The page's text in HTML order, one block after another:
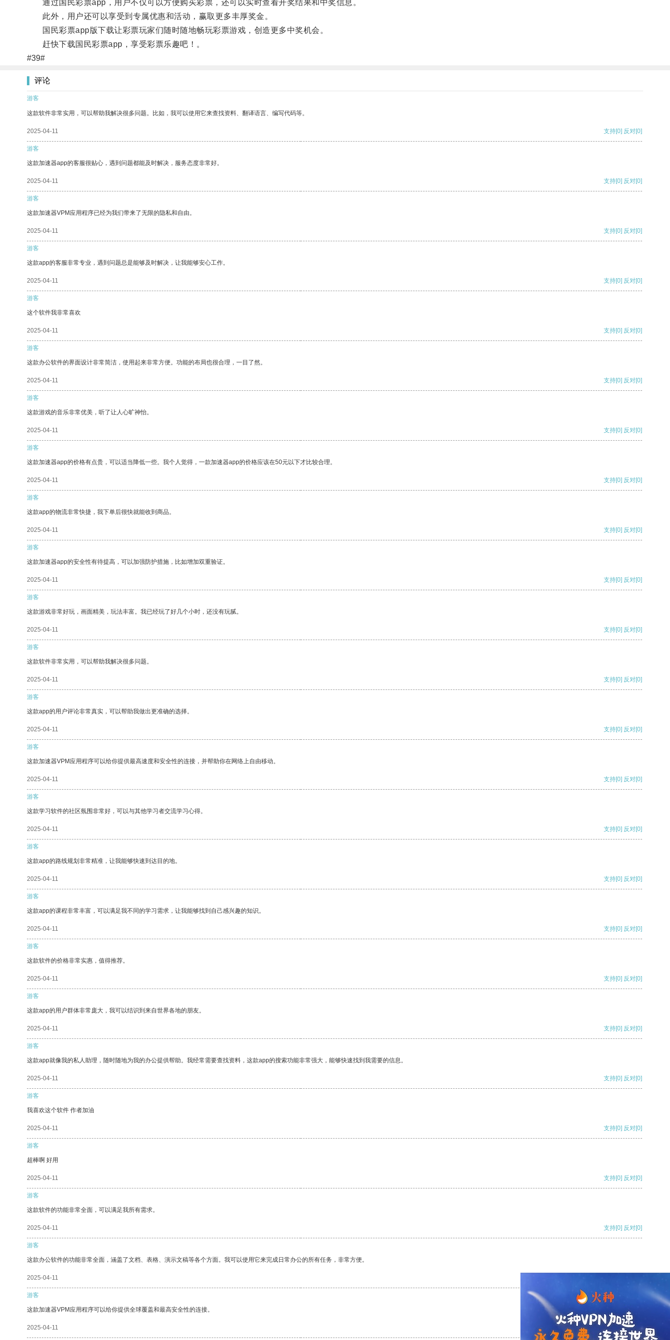
通过国民彩票app，用户不仅可以方便购买彩票，还可以实时查看开奖结果和中奖信息。
此外，用户还可以享受到专属优惠和活动，赢取更多丰厚奖金。
国民彩票app版下载让彩票玩家们随时随地畅玩彩票游戏，创造更多中奖机会。
赶快下载国民彩票app，享受彩票乐趣吧！。
#39#
评论
游客
这款软件非常实用，可以帮助我解决很多问题。比如，我可以使用它来查找资料、翻译语言、编写代码等。
2025-04-11 支持[0] 反对[0]
游客
这款加速器app的客服很贴心，遇到问题都能及时解决，服务态度非常好。
2025-04-11 支持[0] 反对[0]
游客
这款加速器VPM应用程序已经为我们带来了无限的隐私和自由。
2025-04-11 支持[0] 反对[0]
游客
这款app的客服非常专业，遇到问题总是能够及时解决，让我能够安心工作。
2025-04-11 支持[0] 反对[0]
游客
这个软件我非常喜欢
2025-04-11 支持[0] 反对[0]
游客
这款办公软件的界面设计非常简洁，使用起来非常方便。功能的布局也很合理，一目了然。
2025-04-11 支持[0] 反对[0]
游客
这款游戏的音乐非常优美，听了让人心旷神怡。
2025-04-11 支持[0] 反对[0]
游客
这款加速器app的价格有点贵，可以适当降低一些。我个人觉得，一款加速器app的价格应该在50元以下才比较合理。
2025-04-11 支持[0] 反对[0]
游客
这款app的物流非常快捷，我下单后很快就能收到商品。
2025-04-11 支持[0] 反对[0]
游客
这款加速器app的安全性有待提高，可以加强防护措施，比如增加双重验证。
2025-04-11 支持[0] 反对[0]
游客
这款游戏非常好玩，画面精美，玩法丰富。我已经玩了好几个小时，还没有玩腻。
2025-04-11 支持[0] 反对[0]
游客
这款软件非常实用，可以帮助我解决很多问题。
2025-04-11 支持[0] 反对[0]
游客
这款app的用户评论非常真实，可以帮助我做出更准确的选择。
2025-04-11 支持[0] 反对[0]
游客
这款加速器VPM应用程序可以给你提供最高速度和安全性的连接，并帮助你在网络上自由移动。
2025-04-11 支持[0] 反对[0]
游客
这款学习软件的社区氛围非常好，可以与其他学习者交流学习心得。
2025-04-11 支持[0] 反对[0]
游客
这款app的路线规划非常精准，让我能够快速到达目的地。
2025-04-11 支持[0] 反对[0]
游客
这款app的课程非常丰富，可以满足我不同的学习需求，让我能够找到自己感兴趣的知识。
2025-04-11 支持[0] 反对[0]
游客
这款软件的价格非常实惠，值得推荐。
2025-04-11 支持[0] 反对[0]
游客
这款app的用户群体非常庞大，我可以结识到来自世界各地的朋友。
2025-04-11 支持[0] 反对[0]
游客
这款app就像我的私人助理，随时随地为我的办公提供帮助。我经常需要查找资料，这款app的搜索功能非常强大，能够快速找到我需要的信息。
2025-04-11 支持[0] 反对[0]
游客
我喜欢这个软件 作者加油
2025-04-11 支持[0] 反对[0]
游客
超棒啊 好用
2025-04-11 支持[0] 反对[0]
游客
这款软件的功能非常全面，可以满足我所有需求。
2025-04-11 支持[0] 反对[0]
游客
这款办公软件的功能非常全面，涵盖了文档、表格、演示文稿等各个方面。我可以使用它来完成日常办公的所有任务，非常方便。
2025-04-11
游客
这款加速器VPM应用程序可以给你提供全球覆盖和最高安全性的连接。
2025-04-11 支持 [0] 反对 [0]